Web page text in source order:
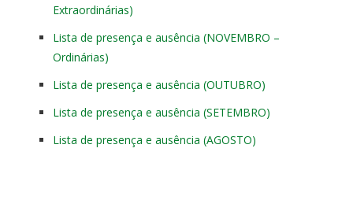
Extraordinárias)
Lista de presença e ausência (NOVEMBRO –
Ordinárias)
Lista de presença e ausência (OUTUBRO)
Lista de presença e ausência (SETEMBRO)
Lista de presença e ausência (AGOSTO)